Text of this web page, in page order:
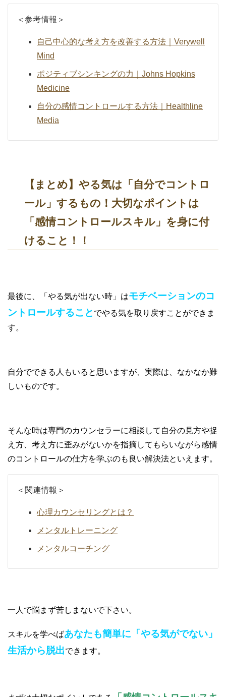
＜参考情報＞
自己中心的な考え方を改善する方法｜Verywell
Mind
ポジティブシンキングの力｜Johns Hopkins
Medicine
自分の感情コントロールする方法｜Healthline
Media
【まとめ】やる気は「自分でコントロ
ール」するもの！大切なポイントは
「感情コントロールスキル」を身に付
けること！！
最後に、「やる気が出ない時」はモチベーションのコ
ントロールすること でやる気を取り戻すことができま
す。
自分でできる人もいると思いますが、実際は、なかなか難
しいものです。
そんな時は専門のカウンセラーに相談して自分の見方や捉
え方、考え方に歪みがないかを指摘してもらいながら感情
のコントロールの仕方を学ぶのも良い解決法といえます。
＜関連情報＞
心理カウンセリングとは？
メンタルトレーニング
メンタルコーチング
一人で悩まず苦しまないで下さい。
スキルを学べばあなたも簡単に「やる気がでない」
生活から脱出できます。